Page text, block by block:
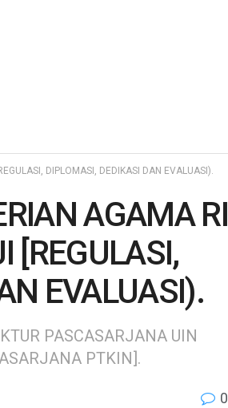
DIPLOMASI, DEDIKASI DAN EVALUASI).
AGAMA RI
[REGULASI,
EVALUASI).
PASCASARJANA UIN
PTKIN].
0